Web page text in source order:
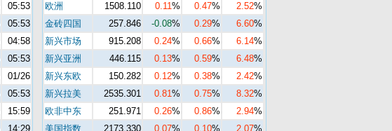
05:53
05:53
04:58
05:53
01/26
05:53
15:59
14:29
欧洲
1508.110 0.11% 0.47% 2.52%
金砖四国
257.846 -0.08% 0.29% 6.60%
新兴市场
915.208 0.24% 0.66% 6.14%
新兴亚洲
446.115 0.13% 0.59% 6.48%
新兴东欧
150.282 0.12% 0.38% 2.42%
新兴拉美
2535.301 0.81% 0.75% 8.32%
欧非中东
251.971 0.26% 0.86% 2.94%
美国指数
2173.330 0.07% 0.10% 2.07%